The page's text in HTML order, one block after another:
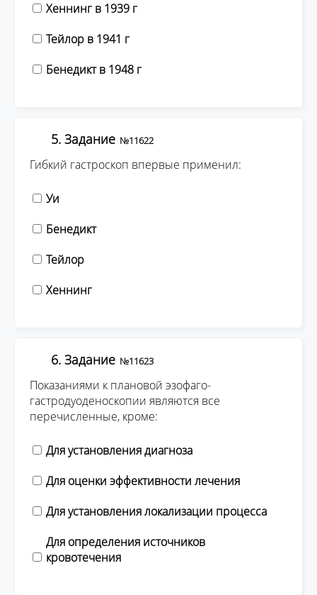
Хеннинг в 1939 г
Тейлор в 1941 г
Бенедикт в 1948 г
5. Задание №11622
Гибкий гастроскоп впервые применил:
Уи
Бенедикт
Тейлор
Хеннинг
6. Задание №11623
Показаниями к плановой эзофаго-
гастродуоденоскопии являются все
перечисленные, кроме:
Для установления диагноза
Для оценки эффективности лечения
Для установления локализации процесса
Для определения источников
кровотечения